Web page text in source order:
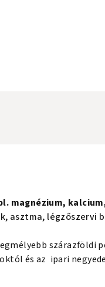
magnézium,
asztma,
szárazföldi
és az ipari